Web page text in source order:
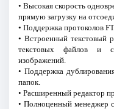
• Высокая скорость
прямую загрузку на
• Поддержка протоколов
• Встроенный текстовый
текстовых файлов и
изображений.
• Поддержка
папок.
• Расширенный редактор
• Полноценный менеджер